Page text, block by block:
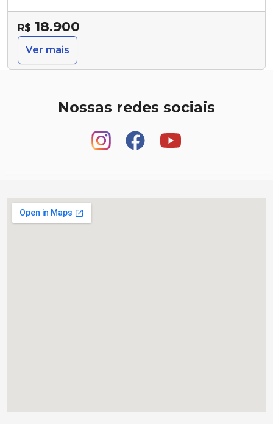
R$ 18.900
Ver mais
Nossas redes sociais